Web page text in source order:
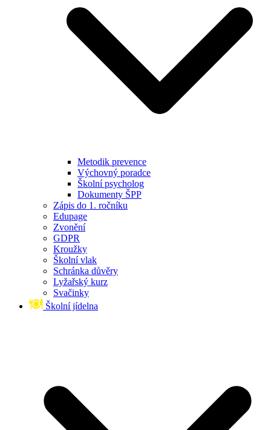
Metodik prevence
Výchovný poradce
Školní psycholog
Dokumenty ŠPP
Zápis do 1. ročníku
Edupage
Zvonění
GDPR
Kroužky
Školní vlak
Schránka důvěry
Lyžařský kurz
Svačinky
Školní jídelna